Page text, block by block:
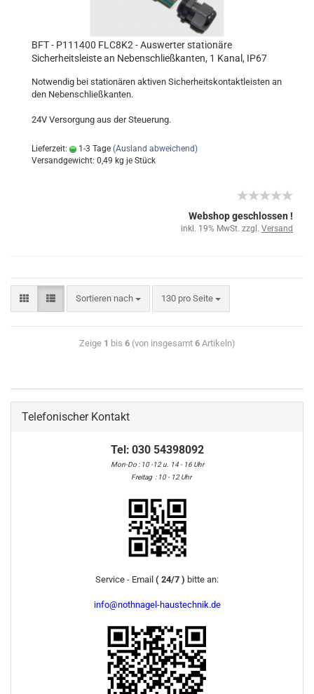
BFT - P111400 FLC8K2 - Auswerter stationäre
Sicherheitsleiste an Nebenschließkanten, 1 Kanal, IP67
Notwendig bei stationären aktiven Sicherheitskontaktleisten an
den Nebenschließkanten.
24V Versorgung aus der Steuerung.
Lieferzeit: 1-3 Tage (Ausland abweichend)
Versandgewicht: 0,49 kg je Stück
Webshop geschlossen !
inkl. 19% MwSt. zzgl. Versand
Sortieren nach 130 pro Seite
Zeige 1 bis 6(von insgesamt 6Artikeln)
Telefonischer Kontakt
Tel: 030 54398092
Mon-Do : 10 -12 u. 14 - 16 Uhr
Freitag : 10 - 12 Uhr
Service - Email ( 24/7 ) bitte an:
info@nothnagel-haustechnik.de